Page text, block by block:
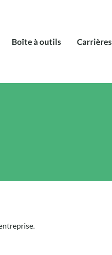
Boîte à outils Carrières